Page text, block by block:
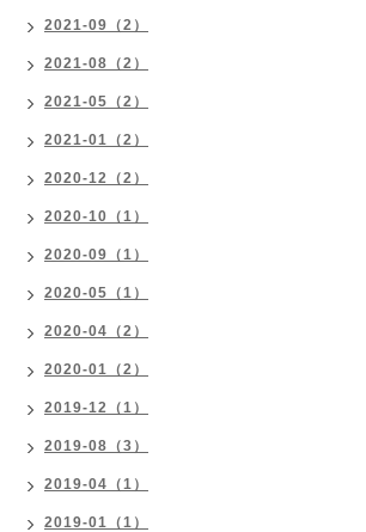
2021-09（2）
2021-08（2）
2021-05（2）
2021-01（2）
2020-12（2）
2020-10（1）
2020-09（1）
2020-05（1）
2020-04（2）
2020-01（2）
2019-12（1）
2019-08（3）
2019-04（1）
2019-01（1）